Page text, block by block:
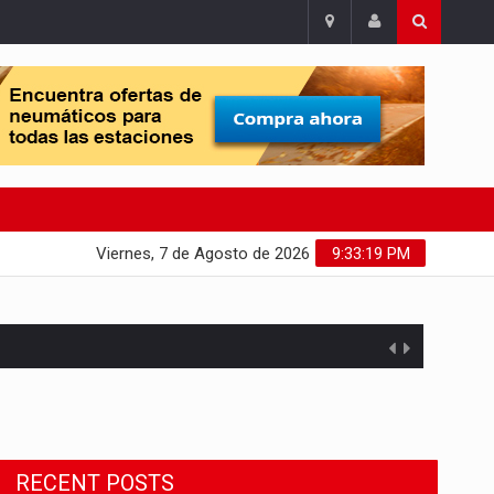
9:33:20 PM
Viernes, 7 de Agosto de 2026
RECENT POSTS